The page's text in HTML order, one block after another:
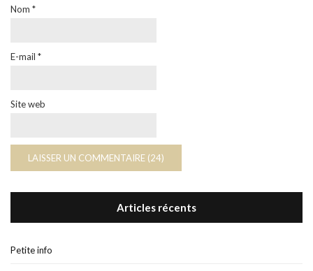
Nom *
E-mail *
Site web
Articles récents
Petite info